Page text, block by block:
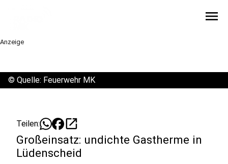
menu
Anzeige
© Quelle: Feuerwehr MK
Teilen: open_in_new
Großeinsatz: undichte Gastherme in
Lüdenscheid